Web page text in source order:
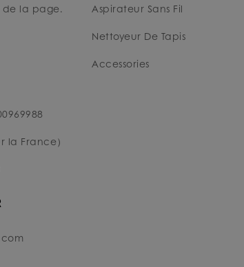
la page.
la France）
Aspirateur Sans Fil
Nettoyeur De Tapis
Accessories